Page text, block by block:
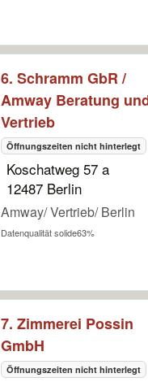
6. Schramm GbR /
Amway Beratung
Vertrieb
Öffnungszeiten nicht hinterlegt
Koschatweg 57 a
12487 Berlin
Amway/ Vertrieb/ Berlin
Datenqualität solide63%
7. Zimmerei Possin
GmbH
Öffnungszeiten nicht hinterlegt